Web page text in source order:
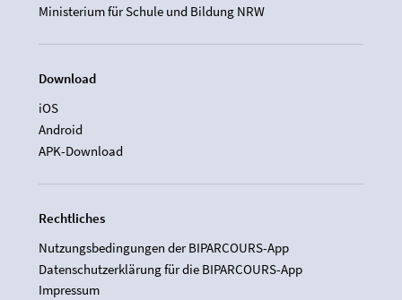
Ministerium für Schule und Bildung NRW
Download
iOS
Android
APK-Download
Rechtliches
Nutzungsbedingungen der BIPARCOURS-App
Datenschutzerklärung für die BIPARCOURS-App
Impressum